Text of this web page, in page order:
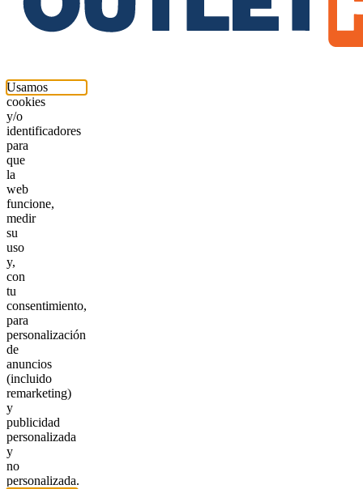
Usamos
cookies
y/o
identificadores
para
que
la
web
funcione,
medir
su
uso
y,
con
tu
consentimiento,
para
personalización
de
anuncios
(incluido
remarketing)
y
publicidad
personalizada
y
no
personalizada.